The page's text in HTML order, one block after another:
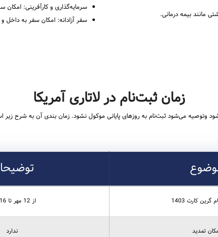
مانند بیمه درمانی.
سرمایه‌گذاری و کارآفرینی: امکان
سفر آزادانه: امکان سفر به داخل و
زمان ثبت‌نام در لاتاری آمریکا
وتوصیه می‌شود ثبت‌نام به روزهای پایانی موکول نشود. زمان بندی آن به شرح
کارت 1403 از 12 مهر تا 16 آبان
تمدید ندارد